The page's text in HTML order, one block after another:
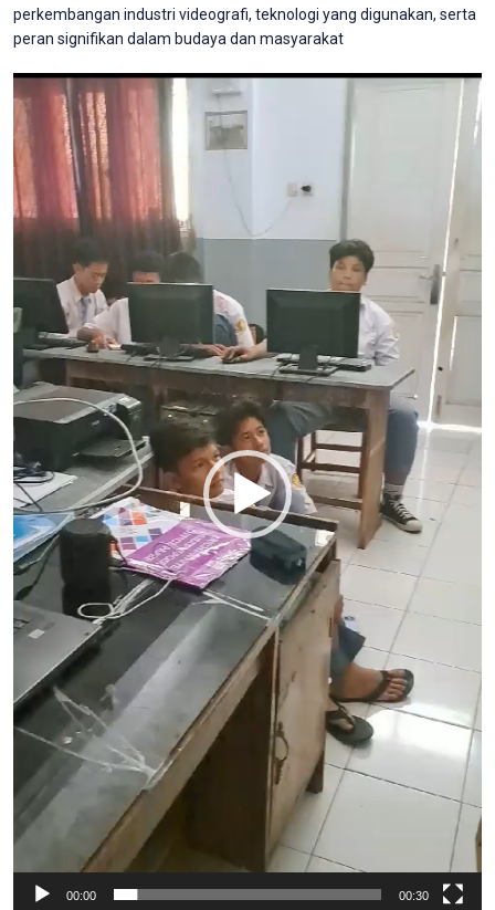
perkembangan industri videografi, teknologi yang digunakan, serta
peran signifikan dalam budaya dan masyarakat
Video
Player
00:00 00:30